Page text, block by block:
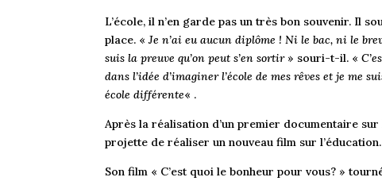
L’école, il n’en garde pas un très bon souvenir. Il
place. « Je n’ai eu aucun diplôme ! Ni le bac, ni le
suis la preuve qu’on peut s’en sortir» souri-t-il. «
dans l’idée d’imaginer l’école de mes rêves et je me
école différente« .
Après la réalisation d’un premier documentaire
projette de réaliser un nouveau film sur l’éducation.
Son film « C’est quoi le bonheur pour vous? »